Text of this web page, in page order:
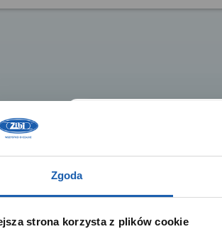
Zgoda
strona korzysta z plików cookie